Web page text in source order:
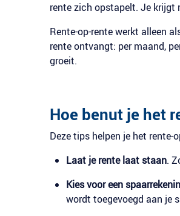
rente zich opstapelt. Je krijgt
Rente-op-rente werkt alleen
rente ontvangt: per maand,
groeit.
Hoe benut je het
Deze tips helpen je het
Laat je rente laat staan.
Kies voor een
wordt toegevoegd aan je